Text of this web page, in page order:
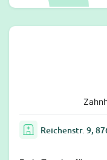
Reichenstr. 9,